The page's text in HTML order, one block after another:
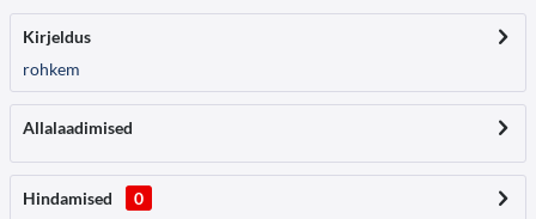
Kirjeldus
rohkem
Allalaadimised
Hindamised
0